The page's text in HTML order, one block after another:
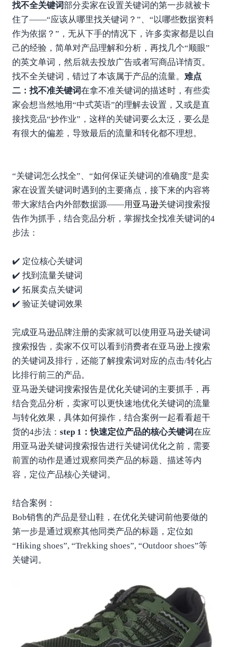
找不全关键词部分卖家在设置关键词的第一步就被卡
住了——“应该从哪里找关键词？”、“以哪些数据资料
作为依据？”，无从下手的情况下，许多卖家都是以自
己的经验，简单对产品理解和分析，再找几个“顺眼”
的英文单词，然后就去投放广告或者写商品详情页。
找不全关键词，错过了本该属于产品的流量。 难点
二：找不准关键词在拿不准关键词的描述时，有些卖
家会想当然地用“中式英语”的理解去设置，又或是直
接找竞品“抄作业”，这样的关键词要么太泛，要么是
有很大的偏差，导致最后的流量和转化都不理想。
“关键词怎么找全”、“如何保证关键词的准确度”是卖
家在设置关键词时遇到的主要痛点，接下来的内容将
带大家结合内外部数据源——用 亚马逊关键词搜索报
告作为抓手，结合竞品分析，掌握找全找准关键词的4
步法：
✔️ 定位核心关键词
✔️ 找到流量关键词
✔️ 拓展卖点关键词
✔️ 验证关键词效果
完成亚马逊品牌注册的卖家就可以使用亚马逊关键词
搜索报告，卖家不仅可以看到消费者在亚马逊上搜索
的关键词及排行，还能了解搜索词对应的点击/转化占
比排行前三的产品。
亚马逊关键词搜索报告是优化关键词的主要抓手，再
结合竞品分析，卖家可以更快速地优化关键词的流量
与转化效果，具体如何操作，结合案例一起看看超干
货的4步法： step 1：快速定位产品的核心关键词在应
用亚马逊关键词搜索报告进行关键词优化之前，需要
前置的动作是通过观察同类产品的标题、描述等内
容，定位产品核心关键词。
结合案例：
Bob销售的产品是登山鞋，在优化关键词前他要做的
第一步是通过观察其他同类产品的标题，定位如
“Hiking shoes”, “Trekking shoes”, “Outdoor shoes”等
关键词。